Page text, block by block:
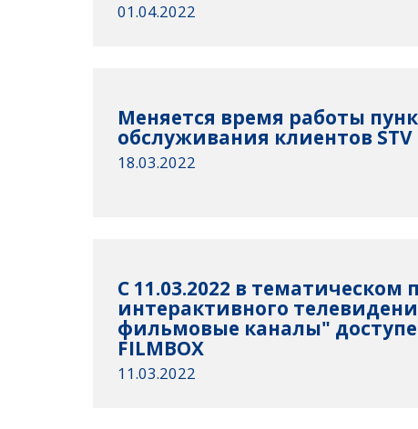
01.04.2022
Mеняется время работы
обслуживания клиентов STV
18.03.2022
С 11.03.2022 в тематическом
интерактивного
фильмовые каналы"
FILMBOX
11.03.2022